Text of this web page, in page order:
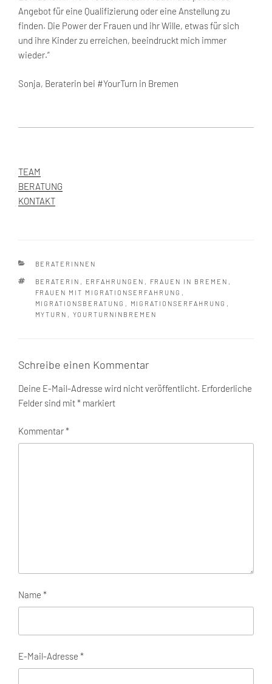
Angebot für eine Qualifizierung oder eine Anstellung zu
finden. Die Power der Frauen und ihr Wille, etwas für sich
und ihre Kinder zu erreichen, beeindruckt mich immer
wieder.“
Sonja, Beraterin bei #YourTurn in Bremen
TEAM
BERATUNG
KONTAKT
KATEGORIEN
BERATERINNEN
SCHLAGWÖRTER
BERATERIN , ERFAHRUNGEN , FRAUEN IN BREMEN ,
FRAUEN MIT MIGRATIONSERFAHRUNG ,
MIGRATIONSBERATUNG , MIGRATIONSERFAHRUNG ,
MYTURN , YOURTURNINBREMEN
Schreibe einen Kommentar
Deine E-Mail-Adresse wird nicht veröffentlicht. Erforderliche
Felder sind mit* markiert
Kommentar*
Name *
E-Mail-Adresse *